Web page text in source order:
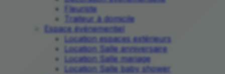
Fleuriste
Traiteur à domicile
Espace événementiel
Location espaces extérieurs
Location Salle anniversaire
Location Salle mariage
Location Salle baby shower